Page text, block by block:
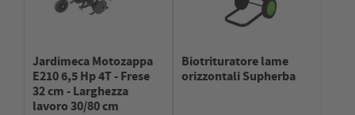
Jardimeca Motozappa
E210 6,5 Hp 4T - Frese
32 cm - Larghezza
lavoro 30/80 cm
Biotrituratore lame
orizzontali Supherba